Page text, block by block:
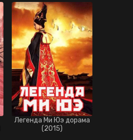
Легенда Ми Юэ дорама
(2015)